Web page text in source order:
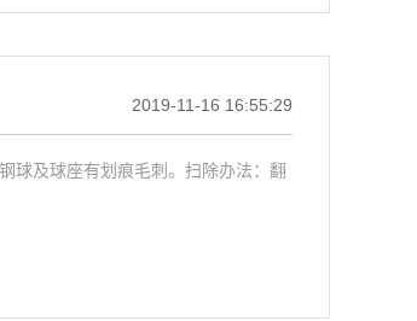
2019-11-16 16:55:29
球及球座有划痕毛刺。扫除办法：翻